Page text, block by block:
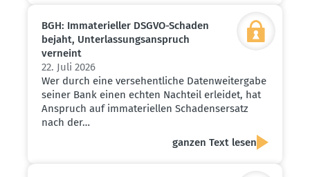
BGH: Immate­ri­eller DSGVO-Schaden
bejaht, Unter­las­sungs­an­spruch
verneint
22. Juli 2026
Wer durch eine versehentliche Datenweitergabe
seiner Bank einen echten Nachteil erleidet, hat
Anspruch auf immateriellen Schadensersatz
nach der…
ganzen Text lesen